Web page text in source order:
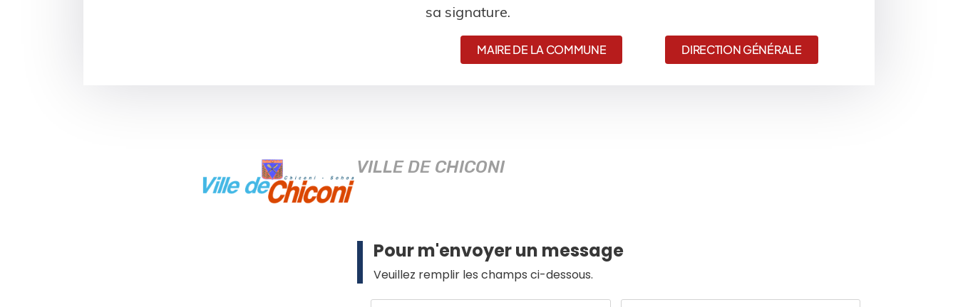
sa signature.
MAIRE DE LA COMMUNE DIRECTION GÉNÉRALE
VILLE DE CHICONI
Pour m'envoyer un message
Veuillez remplir les champs ci-dessous.